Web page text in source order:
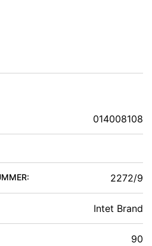
014008108
2272/9
Intet Brand
90